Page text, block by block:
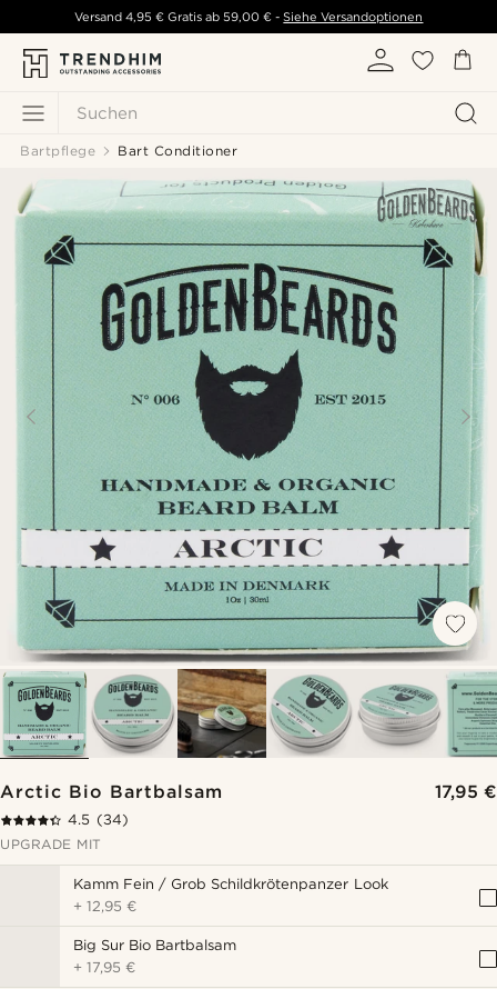
Suchen
Versand 4,95 € Gratis ab 59,00 € - Siehe Versandoptionen
Bartpflege Bart Conditioner
Arctic Bio Bartbalsam 17,95 €
4.5 (34)
UPGRADE MIT
Kamm Fein / Grob Schildkrötenpanzer Look
+12,95 €
Big Sur Bio Bartbalsam
+17,95 €